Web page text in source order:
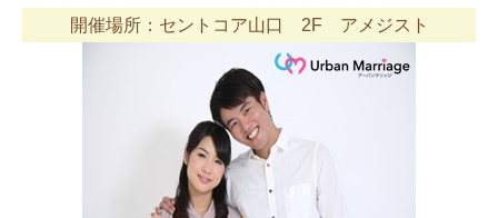
開催場所：セントコア山口 2F アメジスト